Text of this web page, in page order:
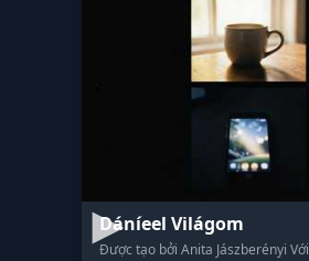
Dáníeel Világom
Được tạo bởi Anita Jászberényi Với